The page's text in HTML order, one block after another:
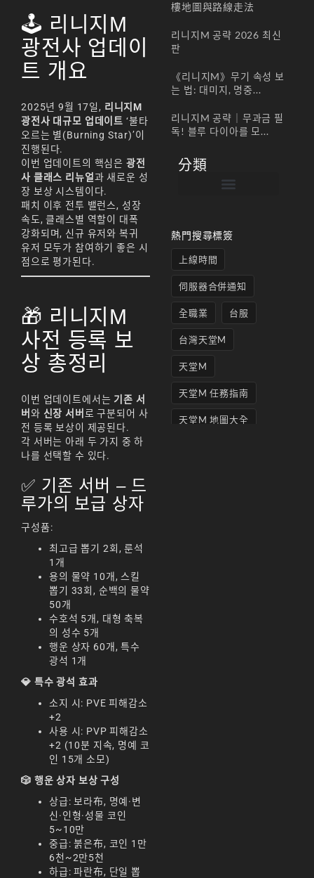
🕹️ 리니지M
광전사 업데이
트 개요
2025년 9월 17일, 리니지M
광전사 대규모 업데이트 ‘불타
오르는 별(Burning Star)’이
진행된다.
이번 업데이트의 핵심은 광전
사 클래스 리뉴얼과 새로운 성
장 보상 시스템이다.
패치 이후 전투 밸런스, 성장
속도, 클래스별 역할이 대폭
강화되며, 신규 유저와 복귀
유저 모두가 참여하기 좋은 시
점으로 평가된다.
🎁 리니지M
사전 등록 보
상 총정리
이번 업데이트에서는 기존 서
버 와 신장 서버 로 구분되어 사
전 등록 보상이 제공된다.
각 서버는 아래 두 가지 중 하
나를 선택할 수 있다.
✅ 기존 서버 – 드
루가의 보급 상자
구성품:
최고급 뽑기 2회, 룬석
1개
용의 물약 10개, 스킬
뽑기 33회, 순백의 물약
50개
수호석 5개, 대형 축복
의 성수 5개
행운 상자 60개, 특수
광석 1개
💎 특수 광석 효과
소지 시: PVE 피해감소
+2
사용 시: PVP 피해감소
+2 (10분 지속, 명예 코
인 15개 소모)
🎲 행운 상자 보상 구성
상급: 보라布, 명예·변
신·인형·성물 코인
5~10만
중급: 붉은布, 코인 1만
6천~2만5천
하급: 파란布, 단일 뽑
樓地圖與路線走法
리니지M 공략 2026 최신
판
《리니지M》무기 속성 보
는 법: 대미지, 명중...
리니지M 공략｜무과금 필
독! 블루 다이아를 모...
分類
熱門搜尋標簽
上線時間
伺服器合併通知
全職業 台服
台灣天堂M
天堂M
天堂M 任務指南
天堂M 地圖大全